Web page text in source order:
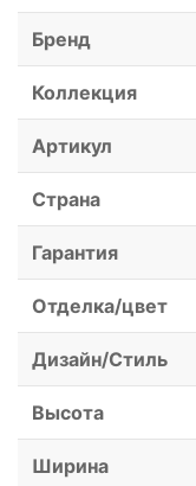
Бренд
Коллекция
Артикул
Страна
Гарантия
Отделка/цвет
Дизайн/Стиль
Высота
Ширина